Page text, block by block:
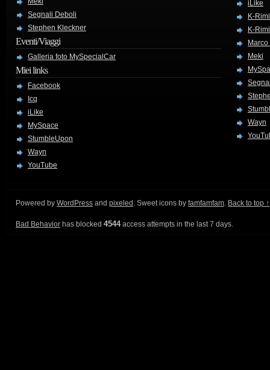
Segnali Deboli
Stephen Kleckner
Eventi/Viaggi
Galleria foto MySpecialCar
Miei links
Facebook
Icq
iLike
MySpace
StumbleUpon
Wayn
YouTube
iLike
K-
K-
Meki
Wayn
Powered by WordPress and pixeled . Sweet icons by famfamfam. Back to top ↑
Bad Behavior has blocked 4544access attempts in the last 7 days.